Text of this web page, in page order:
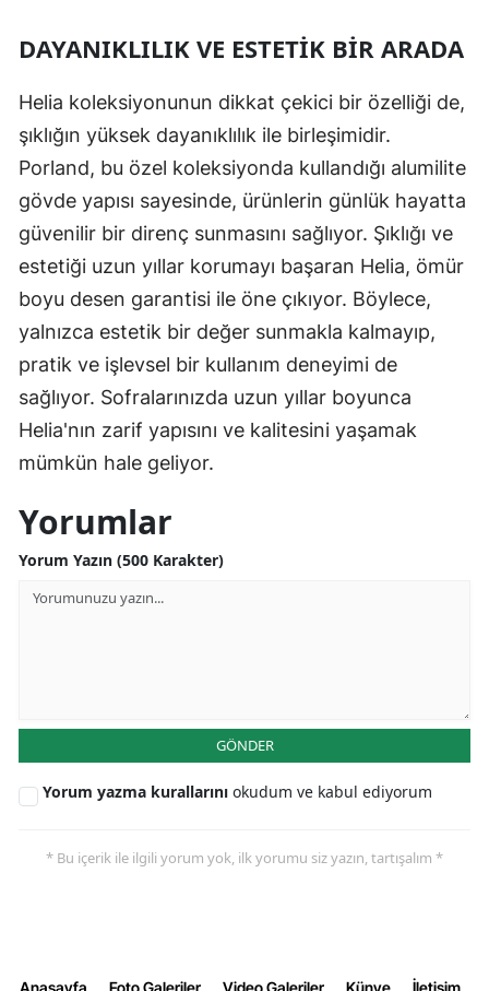
DAYANIKLILIK VE ESTETIK BIR ARADA
Helia koleksiyonunun dikkat çekici bir özelliği de,
şıklığın yüksek dayanıklılık ile birleşimidir.
Porland, bu özel koleksiyonda kullandığı alumilite
gövde yapısı sayesinde, ürünlerin günlük hayatta
güvenilir bir direnç sunmasını sağlıyor. Şıklığı ve
estetiği uzun yıllar korumayı başaran Helia, ömür
boyu desen garantisi ile öne çıkıyor. Böylece,
yalnızca estetik bir değer sunmakla kalmayıp,
pratik ve işlevsel bir kullanım deneyimi de
sağlıyor. Sofralarınızda uzun yıllar boyunca
Helia'nın zarif yapısını ve kalitesini yaşamak
mümkün hale geliyor.
Yorumlar
Yorum Yazın (500 Karakter)
GÖNDER
Yorum yazma kurallarını okudum ve kabul ediyorum
* Bu içerik ile ilgili yorum yok, ilk yorumu siz yazın, tartışalım *
Anasayfa Foto Galeriler Video Galeriler Künye İletişim